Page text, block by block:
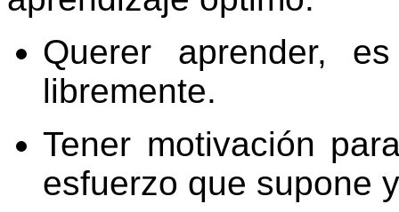
Querer aprender,
libremente.
Tener motivación
esfuerzo que supone